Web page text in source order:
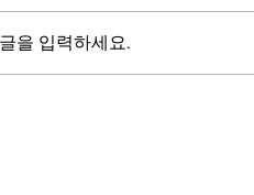
을 입력하세요.